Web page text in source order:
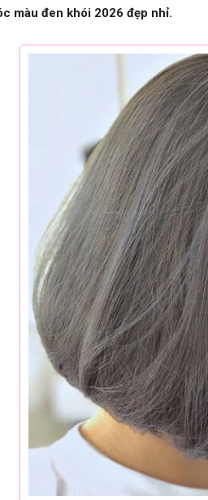
màu đen khói 2026 đẹp nhỉ.